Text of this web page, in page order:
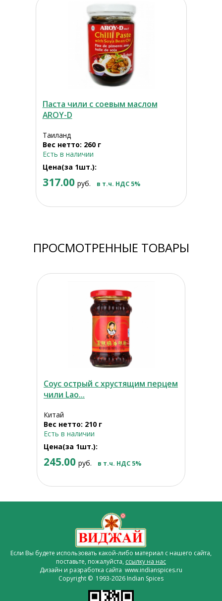
Паста чили с соевым маслом
AROY-D
Таиланд
Вес нетто: 260 г
Есть в наличии
Цена(за 1шт.):
317.00 руб. в т.ч. НДС 5%
ПРОСМОТРЕННЫЕ ТОВАРЫ
Соус острый с хрустящим перцем
чили Lao...
Китай
Вес нетто: 210 г
Есть в наличии
Цена(за 1шт.):
245.00 руб. в т.ч. НДС 5%
Если Вы будете использовать какой-либо материал с нашего сайта,
поставьте, пожалуйста, ссылку на нас
Дизайн и разработка сайта www.indianspices.ru
Copyright © 1993-2026 Indian Spices